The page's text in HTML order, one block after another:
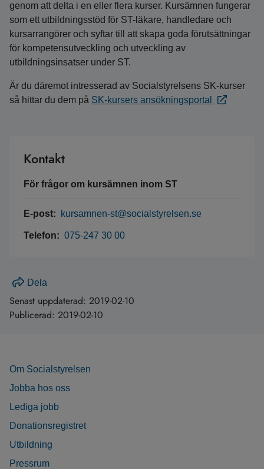
genom att delta i en eller flera kurser. Kursämnen fungerar
som ett utbildningsstöd för ST-läkare, handledare och
kursarrangörer och syftar till att skapa goda förutsättningar
för kompetensutveckling och utveckling av
utbildningsinsatser under ST.
Är du däremot intresserad av Socialstyrelsens SK-kurser
så hittar du dem på SK-kursers ansökningsportal
Kontakt
För frågor om kursämnen inom ST
E-post: kursamnen-st@socialstyrelsen.se
Telefon: 075-247 30 00
Dela
Senast uppdaterad: 2019-02-10
Publicerad: 2019-02-10
Om Socialstyrelsen
Jobba hos oss
Lediga jobb
Donationsregistret
Utbildning
Pressrum